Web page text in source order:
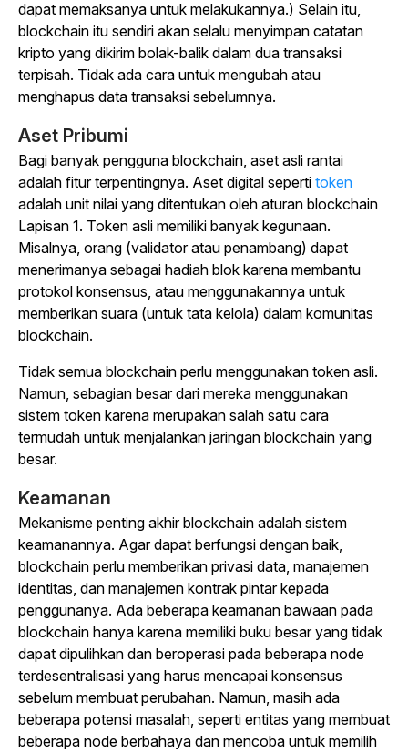
dapat memaksanya untuk melakukannya.) Selain itu,
blockchain itu sendiri akan selalu menyimpan catatan
kripto yang dikirim bolak-balik dalam dua transaksi
terpisah. Tidak ada cara untuk mengubah atau
menghapus data transaksi sebelumnya.
Aset Pribumi
Bagi banyak pengguna blockchain, aset asli rantai
adalah fitur terpentingnya. Aset digital seperti token
adalah unit nilai yang ditentukan oleh aturan blockchain
Lapisan 1. Token asli memiliki banyak kegunaan.
Misalnya, orang (validator atau penambang) dapat
menerimanya sebagai hadiah blok karena membantu
protokol konsensus, atau menggunakannya untuk
memberikan suara (untuk tata kelola) dalam komunitas
blockchain.
Tidak semua blockchain perlu menggunakan token asli.
Namun, sebagian besar dari mereka menggunakan
sistem token karena merupakan salah satu cara
termudah untuk menjalankan jaringan blockchain yang
besar.
Keamanan
Mekanisme penting akhir blockchain adalah sistem
keamanannya. Agar dapat berfungsi dengan baik,
blockchain perlu memberikan privasi data, manajemen
identitas, dan manajemen kontrak pintar kepada
penggunanya. Ada beberapa keamanan bawaan pada
blockchain hanya karena memiliki buku besar yang tidak
dapat dipulihkan dan beroperasi pada beberapa node
terdesentralisasi yang harus mencapai konsensus
sebelum membuat perubahan. Namun, masih ada
beberapa potensi masalah, seperti entitas yang membuat
beberapa node berbahaya dan mencoba untuk memilih